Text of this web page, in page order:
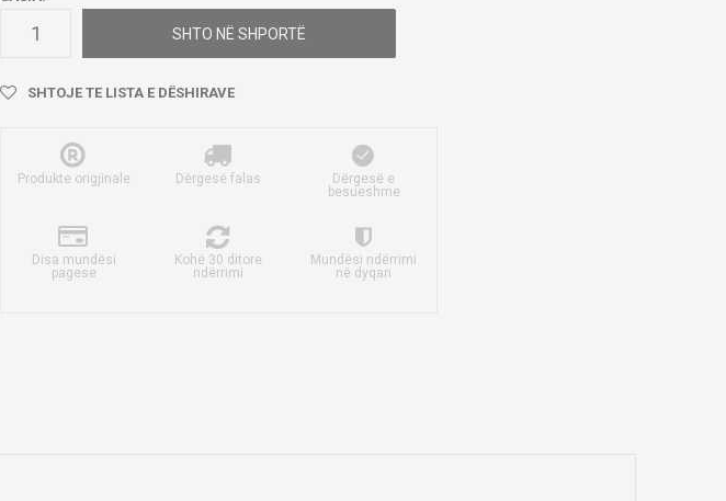
SHTO NË SHPORTË
SHTOJE TE LISTA E DËSHIRAVE
Produkte origjinale Dërgesë falas
Dërgesë e
besueshme
Disa mundësi
pagese
Kohë 30 ditore
ndërrimi
Mundësi ndërrimi
në dyqan